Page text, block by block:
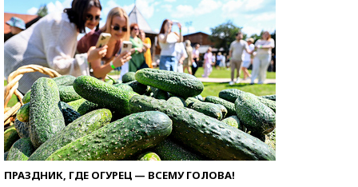
ПРАЗДНИК, ГДЕ ОГУРЕЦ — ВСЕМУ ГОЛОВА!